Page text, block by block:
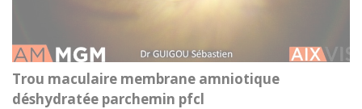
Trou maculaire membrane amniotique
déshydratée parchemin pfcl